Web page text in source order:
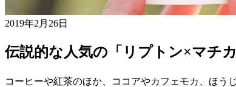
2019年2月26日
伝説的な人気の「リプトン×マチ
コーヒーや紅茶のほか、ココアやカフェモカ、ほ